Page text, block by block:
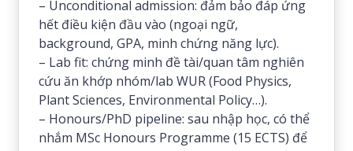
– Unconditional admission: đảm bảo đáp ứng
hết điều kiện đầu vào (ngoại ngữ,
background, GPA, minh chứng năng lực).
– Lab fit: chứng minh đề tài/quan tâm nghiên
cứu ăn khớp nhóm/lab WUR (Food Physics,
Plant Sciences, Environmental Policy…).
– Honours/PhD pipeline: sau nhập học, có thể
nhắm MSc Honours Programme (15 ECTS) để